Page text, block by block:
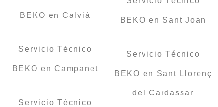
BEKO en Calvià
Servicio Técnico
BEKO en Campanet
Servicio Técnico
BEKO en Sant Joan
Servicio Técnico
BEKO en Sant Llorenç
del Cardassar